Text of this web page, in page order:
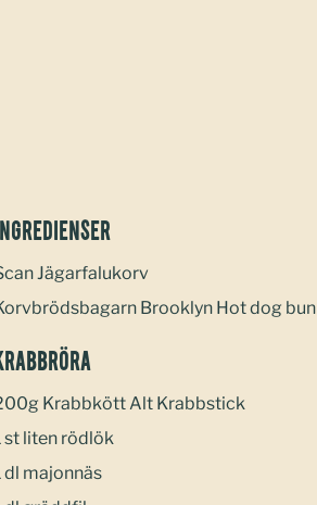
Jägarfalukorv
Brooklyn Hot dog bun
Krabbkött Alt Krabbstick
st liten rödlök
dl majonnäs